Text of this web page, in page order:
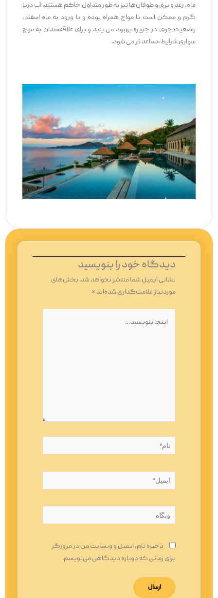
ماه، رعد و برق و طوفان‌ها نیز به طور متداول حاکم هستند. آب دریا
گرم و ممکن است با مواج همراه بوده و با ورود به ماه اسفند،
وضعیت جوی در جزیره بهبود می ‌یابد و برای علاقه‌مندان به موج‌
سواری شرایط مساعد تر می ‌شود.
دیدگاه‌ خود را بنویسید
نشانی ایمیل شما منتشر نخواهد شد.بخش‌های
موردنیاز علامت‌گذاری شده‌اند*
بنویسید…
ایمیل*
وبگاه
ذخیره نام، ایمیل و وبسایت من در مرورگر
برای زمانی که دوباره دیدگاهی می‌نویسم.